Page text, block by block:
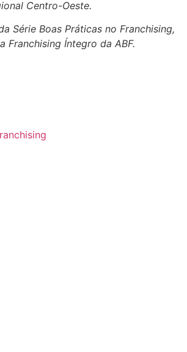
Centro-Oeste.
Série Boas Práticas no Franchising,
Franchising Íntegro da ABF.